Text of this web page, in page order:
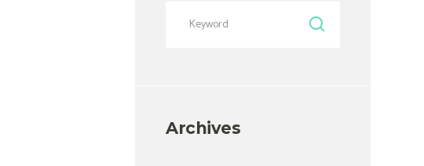
Archives